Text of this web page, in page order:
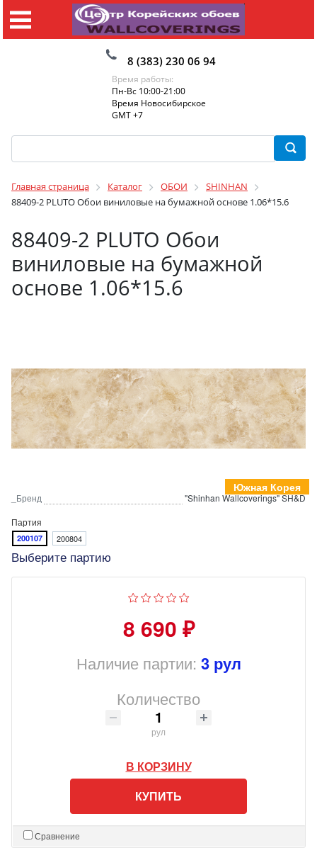
8 (383) 230 06 94
Время работы:
Пн-Вс 10:00-21:00
Время Новосибирское
GMT +7
Главная страница Каталог ОБОИ
SHINHAN
88409-2 PLUTO Обои виниловые на бумажной основе 1.06*15.6
88409-2 PLUTO Обои
виниловые на бумажной
основе 1.06*15.6
Южная Корея
_Бренд
"Shinhan Wallcoverings" SH&D
Партия
200107 200804
Выберите партию
8 690 ₽
Наличие партии: 3 рул
Количество
рул
В КОРЗИНУ
КУПИТЬ
Сравнение